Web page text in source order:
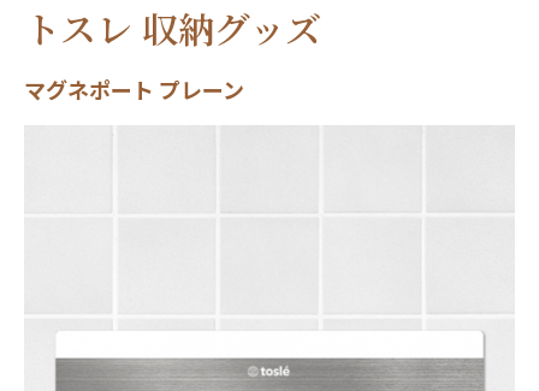
トスレ 収納グッズ
マグネポート プレーン